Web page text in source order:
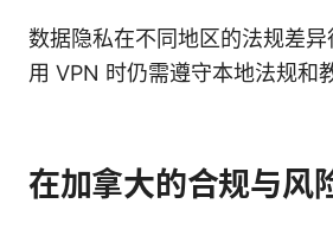
数据隐私在不同地区的法规差
用 VPN 时仍需遵守本地法规和
在加拿大的合规与风